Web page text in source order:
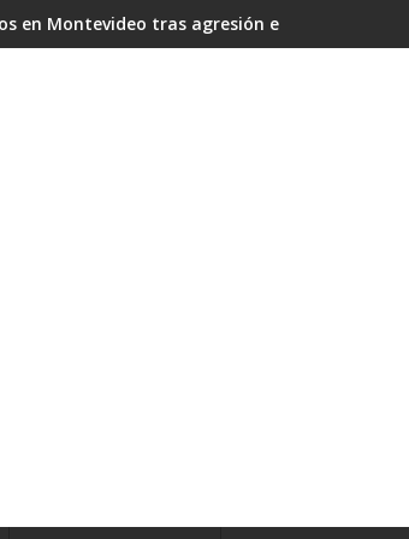
en Montevideo tras agresión entre